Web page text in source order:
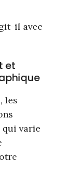
il avec
et
les
varie